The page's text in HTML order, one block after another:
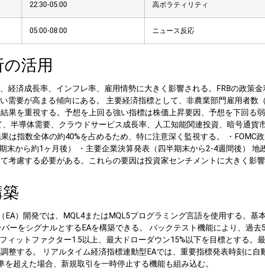
22:30-05:00 高ボラティリティ
05:00-08:00 ニュース反応
活用
経済成長率、インフレ率、雇用情勢に大きく影響される。FRBの政策
需要が高まる傾向にある。
主要経済指標として、非農業部門雇用者数
果を重視する。予想を上回る強い指標は株価上昇要因、予想を下回る
半導体需要、クラウドサービス成長率、人工知能関連投資、暗号通貨
は指数全体の約40%を占めるため、特に注意深く監視する。
・FOMC
末から約1ヶ月後） ・主要企業決算発表（四半期末から2-4週間後）
地
考慮する必要がある。これらの要因は投資家センチメントに大きく影
EA）開発では、MQL4またはMQL5プログラミング言語を使用する。基
ーをシグナルとするEAを構築できる。
バックテスト機能により、過去
ィットファクター1.5以上、最大ドローダウン15%以下を目標とする。
整する。
リアルタイム経済指標連動型EAでは、重要指標発表時刻に
超えた場合、新規取引を一時停止する機能も組み込む。